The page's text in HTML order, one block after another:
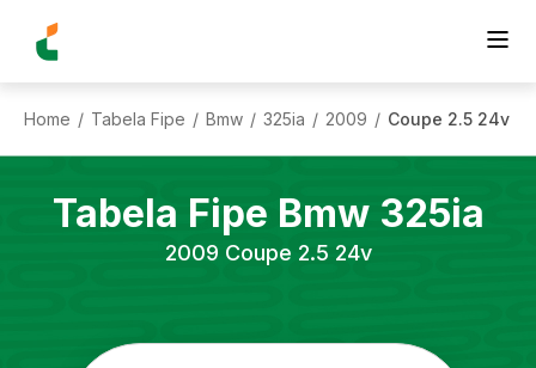
Home / Tabela Fipe / Bmw / 325ia / 2009 / Coupe 2.5 24v
Tabela Fipe Bmw 325ia
2009 Coupe 2.5 24v